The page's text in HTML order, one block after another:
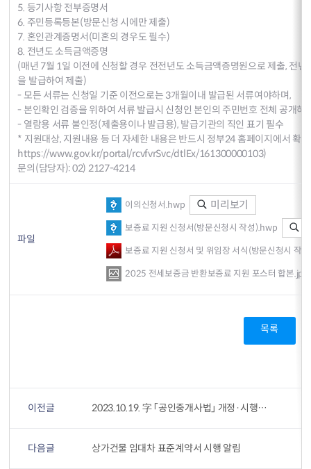
5. 등기사항 전부증명서
6. 주민등록등본(방문신청 시에만 제출)
7. 혼인관계증명서(미혼의 경우도 필수)
8. 전년도 소득금액증명
(매년 7월 1일 이전에 신청할 경우 전전년도 소득금액증명원으로 제출, 전
을 발급하여 제출)
- 모든 서류는 신청일 기준 이전으로는 3개월이내 발급된 서류여야하며,
- 본인확인 검증을 위하여 서류 발급시 신청인 본인의 주민번호 전체 공개하
- 열람용 서류 불인정(제출용이나 발급용), 발급기관의 직인 표기 필수
* 지원대상, 지원내용 등 더 자세한 내용은 반드시 정부24 홈페이지에서 확
https://www.gov.kr/portal/rcvfvrSvc/dtlEx/161300000103)
문의(담당자): 02) 2127-4214
파일
이의신청서.hwp 미리보기
보증료 지원 신청서(방문신청시 작성).hwp
보증료 지원 신청서 및 위임장 서식(방문신청시 작
2025 전세보증금 반환보증료 지원 포스터 합본.jpg
목록
이전글 2023.10.19. 字 「공인중개사법」 개정·시행 알림
다음글 상가건물 임대차 표준계약서 시행 알림